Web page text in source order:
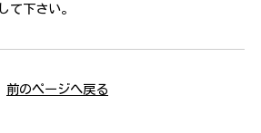
て下さい。
前のページへ戻る